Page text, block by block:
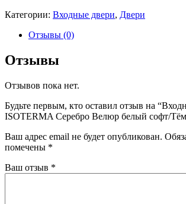
Категории: Входные двери, Двери
Отзывы (0)
Отзывы
Отзывов пока нет.
Будьте первым, кто оставил отзыв на
ISOTERMA Серебро Велюр белый софт/
Ваш адрес email не будет опубликован.
помечены *
Ваш отзыв *